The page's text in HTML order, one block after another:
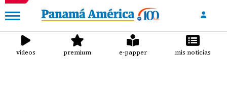
videos premium e-papper mis noticias